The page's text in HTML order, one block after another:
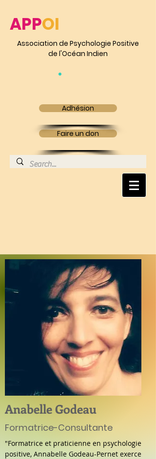
APPOI
Association de Psychologie Positive
de l'Océan Indien
Adhésion
Faire un don
Anabelle Godeau
Formatrice-Consultante
"Formatrice et praticienne en psychologie
positive, Annabelle Godeau-Pernet exerce